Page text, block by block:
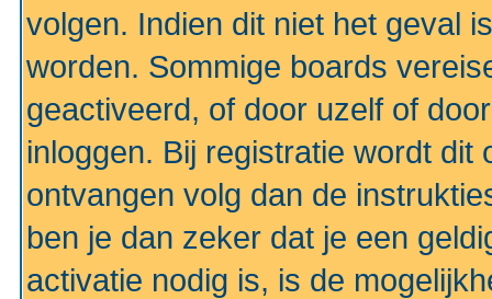
volgen. Indien dit niet het geval
worden. Sommige boards
geactiveerd, of door uzelf of
inloggen. Bij registratie wordt dit
ontvangen volg dan de
ben je dan zeker dat je een
activatie nodig is, is de